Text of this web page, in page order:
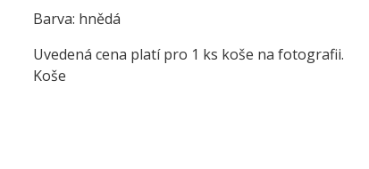
Barva: hnědá
Uvedená cena platí pro 1 ks koše na fotografii.
Koše